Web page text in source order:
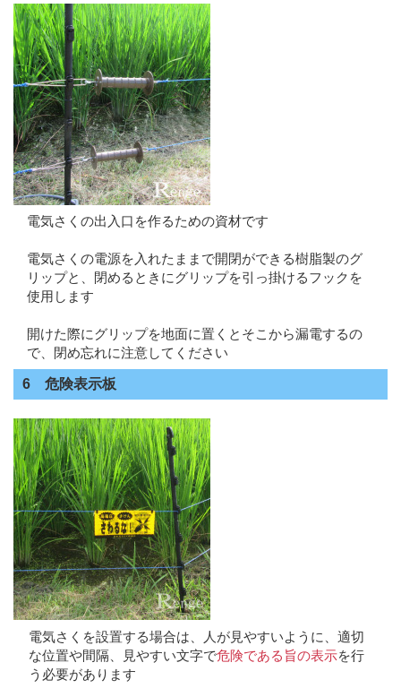
電気さくの出入口を作るための資材です
電気さくの電源を入れたままで開閉ができる樹脂製のグ
リップと、閉めるときにグリップを引っ掛けるフックを
使用します
開けた際にグリップを地面に置くとそこから漏電するの
で、閉め忘れに注意してください
6 危険表示板
電気さくを設置する場合は、人が見やすいように、適切
な位置や間隔、見やすい文字で危険である旨の表示を行
う必要があります